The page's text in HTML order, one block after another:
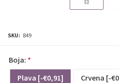
SKU: 849
Boja: *
Plava [-€0,91]
Crvena [-